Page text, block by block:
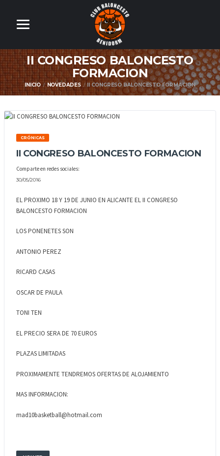
II CONGRESO BALONCESTO
FORMACION
INICIO NOVEDADES II CONGRESO BALONCESTO FORMACION
CRÓNICAS
II CONGRESO BALONCESTO FORMACION
Comparte en redes sociales:
30/05/2016
EL PROXIMO 18 Y 19 DE JUNIO EN ALICANTE EL II CONGRESO
BALONCESTO FORMACION
LOS PONENETES SON
ANTONIO PEREZ
RICARD CASAS
OSCAR DE PAULA
TONI TEN
EL PRECIO SERA DE 70 EUROS
PLAZAS LIMITADAS
PROXIMAMENTE TENDREMOS OFERTAS DE ALOJAMIENTO
MAS INFORMACION:
mad10basketball@hotmail.com